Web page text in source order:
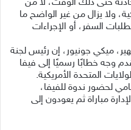
حتى ذلك الوقت، لا من
ولا يزال من غير الواضح ما
السفر، أو الإجراءات
ميكي جونيور، إن رئيس لجنة
وجه خطابًا رسميًا إلى فيفا
المتحدة الأمريكية.
لحضور ندوة للفيفا،
مباراة ثم يعودون إلى